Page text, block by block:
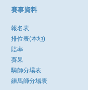
賽事資料
報名表
排位表(本地)
賠率
賽果
騎師分場表
練馬師分場表